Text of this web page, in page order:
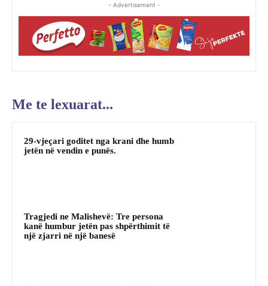
- Advertisement -
Me te lexuarat...
29-vjeçari goditet nga krani dhe humb
jetën në vendin e punës.
Tragjedi ne Malishevë: Tre persona
kanë humbur jetën pas shpërthimit të
një zjarri në një banesë